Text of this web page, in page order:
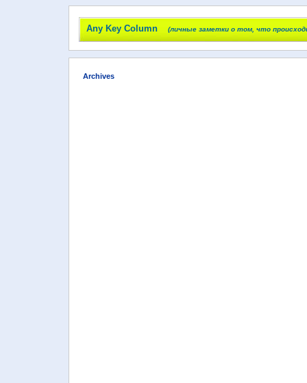
Any Key Column (личные заметки о том, что
Archives